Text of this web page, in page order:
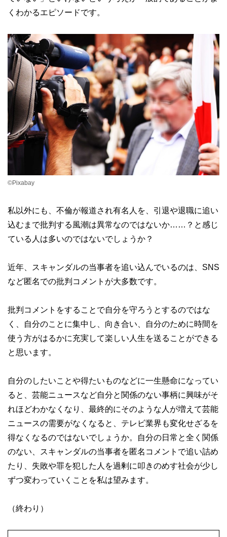
くわかるエピソードです。
©Pixabay
私以外にも、不倫が報道され有名人を、引退や退職に追い
込むまで批判する風潮は異常なのではないか……？と感じ
ている人は多いのではないでしょうか？
近年、スキャンダルの当事者を追い込んでいるのは、SNS
など匿名での批判コメントが大多数です。
批判コメントをすることで自分を守ろうとするのではな
く、自分のことに集中し、向き合い、自分のために時間を
使う方がはるかに充実して楽しい人生を送ることができる
と思います。
自分のしたいことや得たいものなどに一生懸命になってい
ると、芸能ニュースなど自分と関係のない事柄に興味がそ
れほどわかなくなり、最終的にそのような人が増えて芸能
ニュースの需要がなくなると、テレビ業界も変化せざるを
得なくなるのではないでしょうか。自分の日常と全く関係
のない、スキャンダルの当事者を匿名コメントで追い詰め
たり、失敗や罪を犯した人を過剰に叩きのめす社会が少し
ずつ変わっていくことを私は望みます。
（終わり）